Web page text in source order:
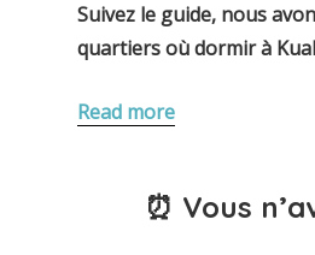
Suivez le guide, nous
quartiers où dormir à
Read more
⏰ Vous